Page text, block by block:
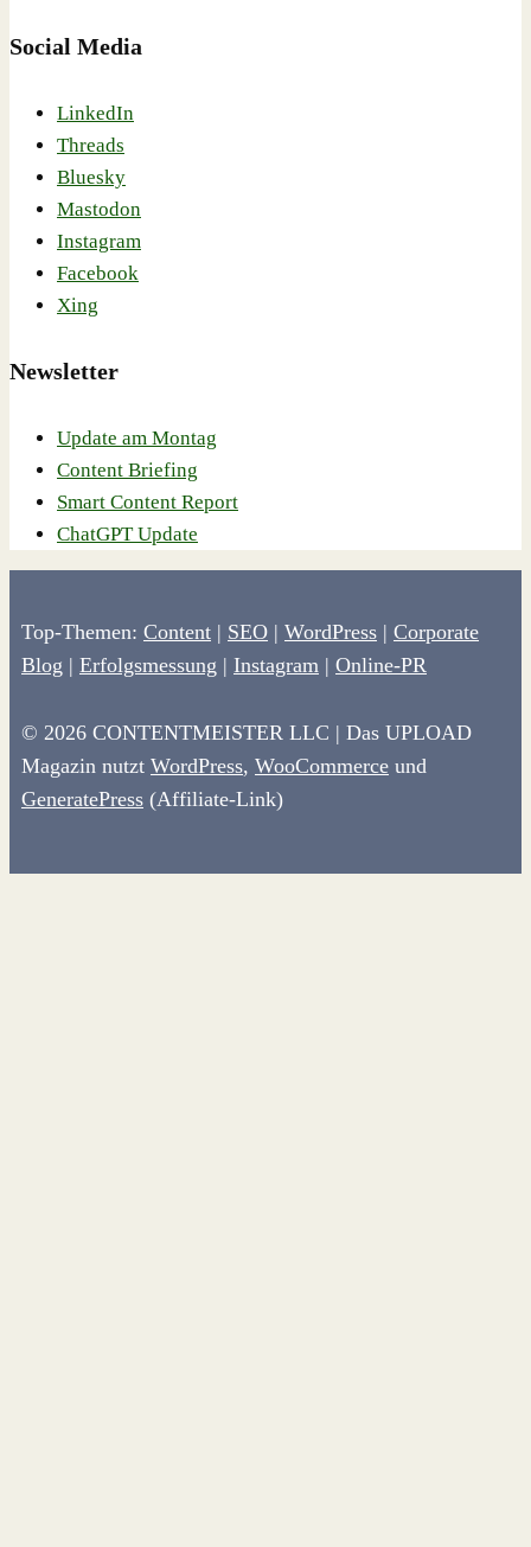
Social Media
LinkedIn
Threads
Bluesky
Mastodon
Instagram
Facebook
Xing
Newsletter
Update am Montag
Content Briefing
Smart Content Report
ChatGPT Update
Top-Themen: Content | SEO | WordPress | Corporate
Blog | Erfolgsmessung | Instagram | Online-PR
© 2026 CONTENTMEISTER LLC | Das UPLOAD
Magazin nutzt WordPress, WooCommerce und
GeneratePress (Affiliate-Link)